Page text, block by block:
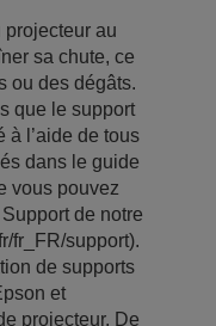
au
sa chute, ce
ou des dégâts.
que le support
à l’aide de tous
dans le guide
vous pouvez
de notre
fr_FR/support).
de supports
et
projecteur. De